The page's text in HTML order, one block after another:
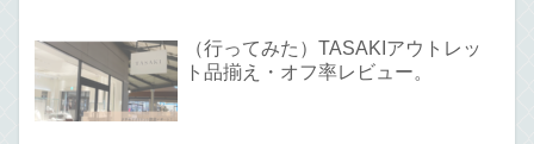
（行ってみた）TASAKIアウトレッ
ト品揃え・オフ率レビュー。